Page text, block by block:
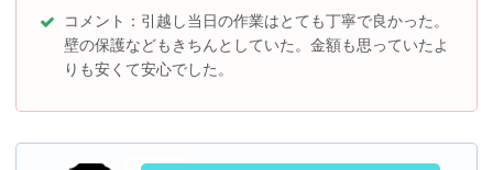
コメント：引越し当日の作業はとても丁寧で良かった。
壁の保護などもきちんとしていた。金額も思っていたよ
りも安くて安心でした。